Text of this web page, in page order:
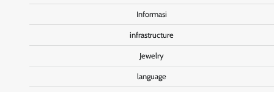
Informasi
infrastructure
Jewelry
language